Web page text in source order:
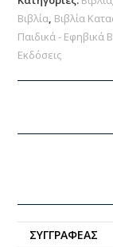
Βιβλία, Βιβλία
Παιδικά - Εφηβικά
Εκδόσεις
ΣΥΓΓΡΑΦΈΑΣ